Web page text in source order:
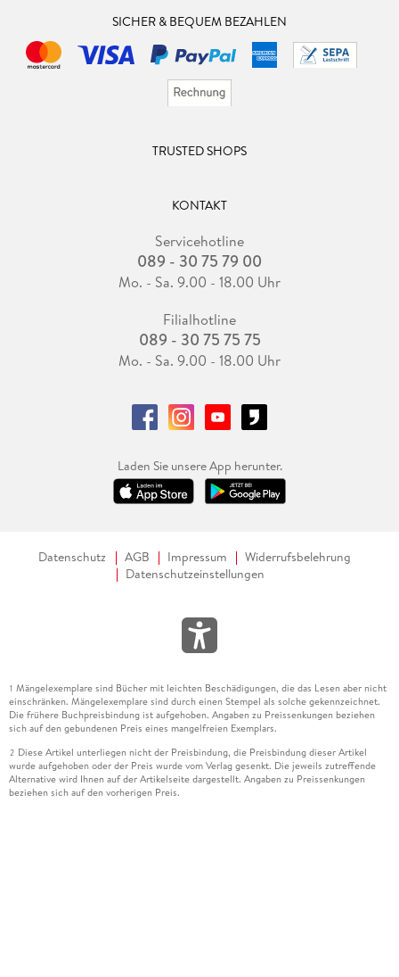
SICHER & BEQUEM BEZAHLEN
TRUSTED SHOPS
KONTAKT
Servicehotline
089 - 30 75 79 00
Mo. - Sa. 9.00 - 18.00 Uhr
Filialhotline
089 - 30 75 75 75
Mo. - Sa. 9.00 - 18.00 Uhr
Laden Sie unsere App herunter.
Datenschutz AGB Impressum
Widerrufsbelehrung
Datenschutzeinstellungen
1 Mängelexemplare sind Bücher mit leichten Beschädigungen, die das Lesen aber nicht
einschränken. Mängelexemplare sind durch einen Stempel als solche gekennzeichnet.
Die frühere Buchpreisbindung ist aufgehoben. Angaben zu Preissenkungen beziehen
sich auf den gebundenen Preis eines mangelfreien Exemplars.
2 Diese Artikel unterliegen nicht der Preisbindung, die Preisbindung dieser Artikel
wurde aufgehoben oder der Preis wurde vom Verlag gesenkt. Die jeweils zutreffende
Alternative wird Ihnen auf der Artikelseite dargestellt. Angaben zu Preissenkungen
beziehen sich auf den vorherigen Preis.